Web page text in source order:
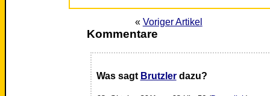
« Voriger Artikel
Kommentare
Was sagt Brutzlerdazu?